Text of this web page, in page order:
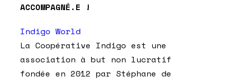
ACCOMPAGNÉ.E !
Indigo World
La Coopérative Indigo est une
association à but non lucratif
fondée en 2012 par Stéphane de